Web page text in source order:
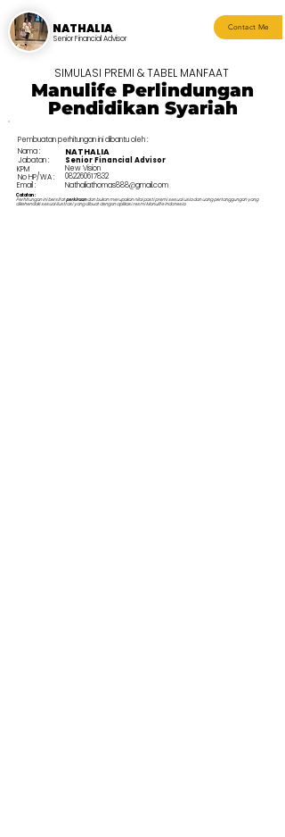
Senior Financial Advisor
NATHALIA Contact Me
SIMULASI PREMI & TABEL MANFAAT
Manulife Perlindungan
Pendidikan Syariah
Pembuatan perhitungan ini dibantu oleh :
Nama :
NATHALIA
Jabatan :
Senior Financial Advisor
KPM
No HP/WA :
New Vision
082260617832
Email :
Nathaliathomas888@gmail.com
Catatan :
Perhitungan ini bersifatperkiraandan bukan merupakan nilai pasti premi sesuai usia dan uang pertanggungan yang
dikehendaki sesuai ilustrasi yang dibuat dengan aplikasi resmi Manulife Indonesia.